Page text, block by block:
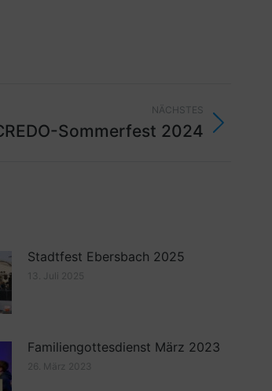
NÄCHSTES
Sommerfest 2024
Stadtfest Ebersbach 2025
13. Juli 2025
Familiengottesdienst März 2023
26. März 2023